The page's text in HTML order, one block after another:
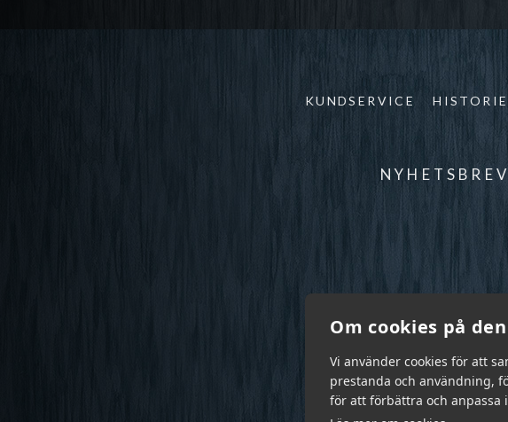
Om cookies på
Vi använder cookies för att
prestanda och användning,
för att förbättra och anpassa
KUNDSERVICE
NYHETSBREV